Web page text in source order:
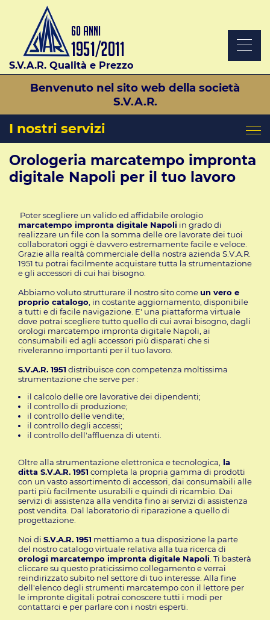
S.V.A.R. Qualità e Prezzo
Benvenuto nel sito web della società
S.V.A.R.
I nostri servizi
Orologeria marcatempo impronta
digitale Napoli per il tuo lavoro
Poter scegliere un valido ed affidabile orologio
marcatempo impronta digitale Napoli in grado di
realizzare un file con la somma delle ore lavorate dei tuoi
collaboratori oggi è davvero estremamente facile e veloce.
Grazie alla realtà commerciale della nostra azienda S.V.A.R.
1951 tu potrai facilmente acquistare tutta la strumentazione
e gli accessori di cui hai bisogno.
Abbiamo voluto strutturare il nostro sito comeun vero e
proprio catalogo , in costante aggiornamento, disponibile
a tutti e di facile navigazione. E' una piattaforma virtuale
dove potrai scegliere tutto quello di cui avrai bisogno, dagli
orologi marcatempo impronta digitale Napoli, ai
consumabili ed agli accessori più disparati che si
riveleranno importanti per il tuo lavoro.
S.V.A.R. 1951 distribuisce con competenza moltissima
strumentazione che serve per :
il calcolo delle ore lavorative dei dipendenti;
il controllo di produzione;
il controllo delle vendite;
il controllo degli accessi;
il controllo dell'affluenza di utenti.
Oltre alla strumentazione elettronica e tecnologica, la
ditta S.V.A.R. 1951 completa la propria gamma di prodotti
con un vasto assortimento di accessori, dai consumabili alle
parti più facilmente usurabili e quindi di ricambio. Dai
servizi di assistenza alla vendita fino ai servizi di assistenza
post vendita. Dal laboratorio di riparazione a quello di
progettazione.
Noi di S.V.A.R. 1951 mettiamo a tua disposizione la parte
del nostro catalogo virtuale relativa alla tua ricerca di
orologi marcatempo impronta digitale Napoli . Ti basterà
cliccare su questo praticissimocollegamentoe verrai
reindirizzato subito nel settore di tuo interesse. Alla fine
dell'elenco degli strumenti marcatempo con il lettore per
le impronte digitali potrai conoscere tutti i modi per
contattarci e per parlare con i nostri esperti.